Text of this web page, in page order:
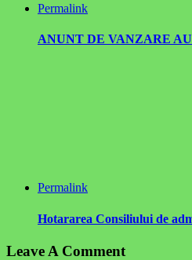
Permalink
ANUNT DE VANZARE
Permalink
Hotararea Consiliului de
Leave A Comment